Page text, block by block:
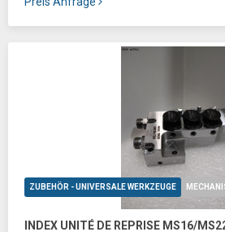
ZUBEHÖR - UNIVERSALE WERKZEUGE
INDEX UNITÉ DE REPRISE MS16/